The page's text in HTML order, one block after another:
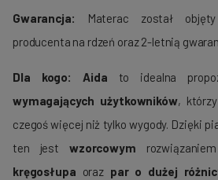
Gwarancja: Materac został
producenta na rdzeń oraz 2-letnią
Dla kogo: Aida to idealna
wymagających użytkowników,
czegoś więcej niż tylko wygody. Dzięki
ten jestwzorcowym
kręgosłupa orazpar o dużej